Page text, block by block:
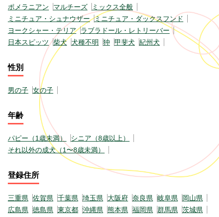
ポメラニアン
マルチーズ
ミックス全般
ミニチュア・シュナウザー ミニチュア・ダックスフンド
ヨークシャー・テリア ラブラドール・レトリーバー
日本スピッツ
柴犬 犬種不明 狆 甲斐犬 紀州犬
性別
男の子 女の子
年齢
パピー（1歳未満）
シニア（8歳以上）
それ以外の成犬（1〜8歳未満）
登録住所
三重県 佐賀県 千葉県 埼玉県 大阪府 奈良県 岐阜県
岡山県
広島県
徳島県 東京都 沖縄県 熊本県 福岡県 群馬県 茨城県